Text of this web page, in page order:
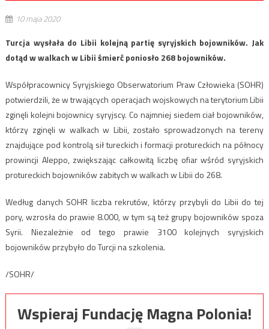
10 maja 2020
Turcja wysłała do Libii kolejną partię syryjskich bojowników. Jak
dotąd w walkach w Libii śmierć poniosło 268 bojowników.
Współpracownicy Syryjskiego Obserwatorium Praw Człowieka (SOHR)
potwierdzili, że w trwających operacjach wojskowych na terytorium Libii
zginęli kolejni bojownicy syryjscy. Co najmniej siedem ciał bojowników,
którzy zginęli w walkach w Libii, zostało sprowadzonych na tereny
znajdujące pod kontrolą sił tureckich i formacji protureckich na północy
prowincji Aleppo, zwiększając całkowitą liczbę ofiar wśród syryjskich
protureckich bojowników zabitych w walkach w Libii do 268.
Według danych SOHR liczba rekrutów, którzy przybyli do Libii do tej
pory, wzrosła do prawie 8.000, w tym są też grupy bojowników spoza
Syrii. Niezależnie od tego prawie 3100 kolejnych syryjskich
bojowników przybyło do Turcji na szkolenia.
/SOHR/
Wspieraj Fundację Magna Polonia!